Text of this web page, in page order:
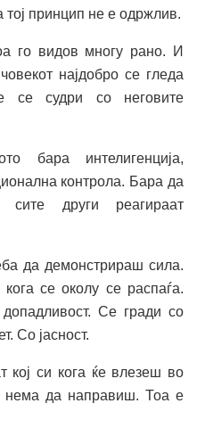
тој принцип не е одржлив.
го видов многу рано. И
најдобро се гледа
се судри со неговите
бара интелигенција,
контрола. Бара да
други реагираат
да демонстрираш сила.
се околу се распаѓа.
Се гради со
Со јасност.
кој си кога ќе влезеш во
нема да направиш. Тоа е